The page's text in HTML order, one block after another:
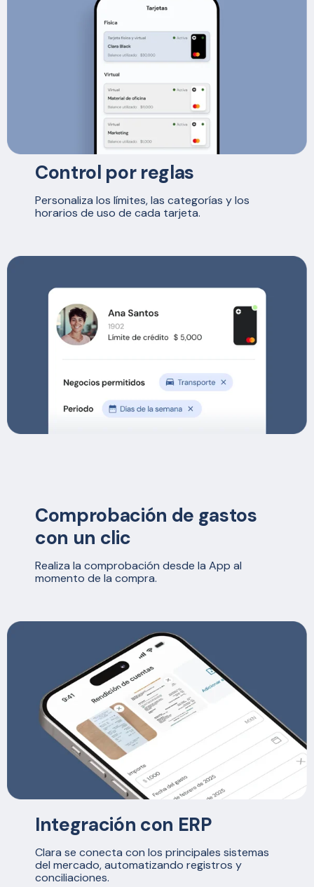
Control por reglas
Personaliza los límites, las categorías y los
horarios de uso de cada tarjeta.
Comprobación de gastos
con un clic
Realiza la comprobación desde la App al
momento de la compra.
Integración con ERP
Clara se conecta con los principales sistemas
del mercado, automatizando registros y
conciliaciones.